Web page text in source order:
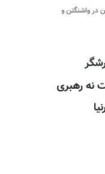
در واشنگتن و
نه رهبری